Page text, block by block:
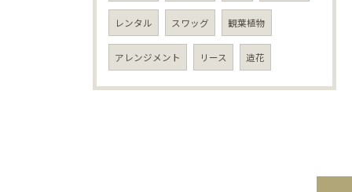
レンタル スワッグ 観葉植物
アレンジメント リース 造花